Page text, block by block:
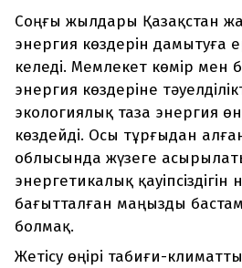
Соңғы жылдары Қазақстан
энергия көздерін дамытуға
келеді. Мемлекет көмір мен
энергия көздеріне
экологиялық таза энергия
көздейді. Осы тұрғыдан
облысында жүзеге
энергетикалық қауіпсіздігін
бағытталған маңызды
болмақ.
Жетісу өңірі табиғи-